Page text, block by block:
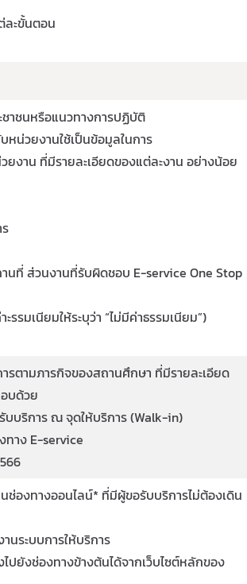
ละขั้นตอน
าชนหรือแนวทางการปฏิบัติ
น่วยงานใช้เป็นข้อมูลในการ
งาน ที่มีรายละเอียดของแต่ละงาน อย่างน้อย
นที่ ส่วนงานที่รับผิดชอบ E-service One Stop
รมเนียมให้ระบุว่า “ไม่มีค่าธรรมเนียม”)
ตามภารกิจของสถานศึกษา ที่มีรายละเอียด
บด้วย
บบริการ ณ จุดให้บริการ (Walk-in)
ทาง E-service
ช่องทางออนไลน์* ที่มีผู้ขอรับบริการไม่ต้องเดิน
นระบบการให้บริการ
ไปยังช่องทางข้างต้นได้จากเว็บไซต์หลักของ